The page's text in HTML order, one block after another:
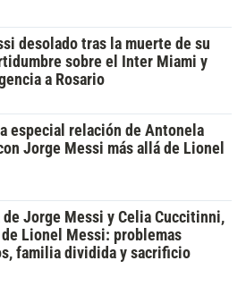
desolado tras la muerte de su
sobre el Inter Miami y
a Rosario
especial relación de Antonela
Jorge Messi más allá de Lionel
de Jorge Messi y Celia Cuccitinni,
de Lionel Messi: problemas
familia dividida y sacrificio